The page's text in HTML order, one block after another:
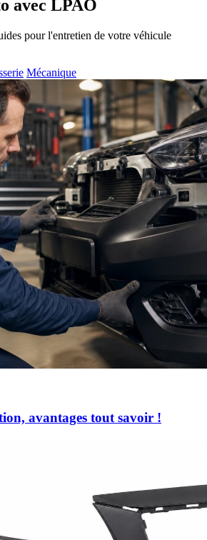
avec LPAO
pour l'entretien de votre véhicule
Mécanique
avantages tout savoir !